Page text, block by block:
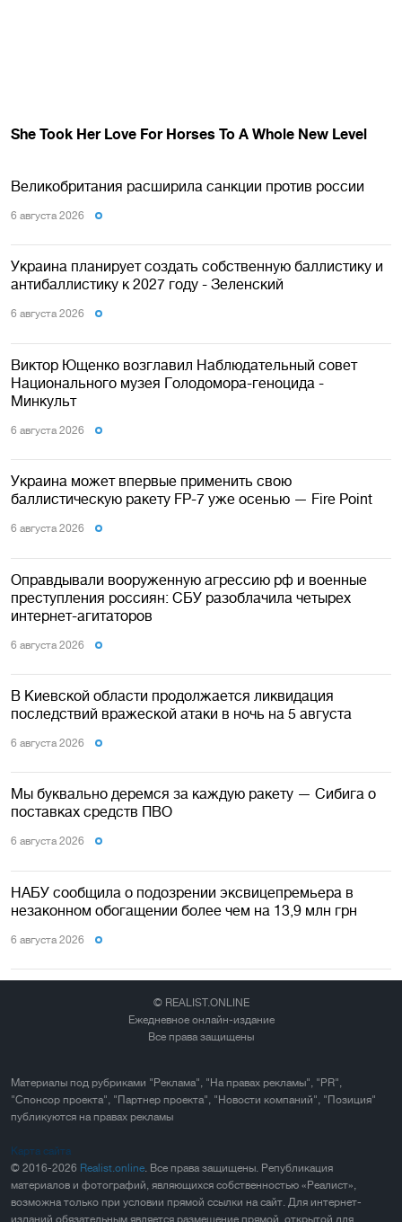
Великобритания расширила санкции против россии
6 августа 2026
Украина планирует создать собственную баллистику и
антибаллистику к 2027 году - Зеленский
6 августа 2026
Виктор Ющенко возглавил Наблюдательный совет
Национального музея Голодомора-геноцида -
Минкульт
6 августа 2026
Украина может впервые применить свою
баллистическую ракету FP-7 уже осенью — Fire Point
6 августа 2026
Оправдывали вооруженную агрессию рф и военные
преступления россиян: СБУ разоблачила четырех
интернет-агитаторов
6 августа 2026
В Киевской области продолжается ликвидация
последствий вражеской атаки в ночь на 5 августа
6 августа 2026
Мы буквально деремся за каждую ракету — Сибига о
поставках средств ПВО
6 августа 2026
НАБУ сообщила о подозрении эксвицепремьера в
незаконном обогащении более чем на 13,9 млн грн
6 августа 2026
© REALIST.ONLINE
Ежедневное онлайн-издание
Все права защищены
Материалы под рубриками "Реклама", "На правах рекламы", "PR",
"Спонсор проекта", "Партнер проекта", "Новости компаний", "Позиция"
публикуются на правах рекламы
Карта сайта
© 2016-2026 Realist.online. Все права защищены. Републикация
материалов и фотографий, являющихся собственностью «Реалист»,
возможна только при условии прямой ссылки на сайт. Для интернет-
изданий обязательным является размещение прямой, открытой для